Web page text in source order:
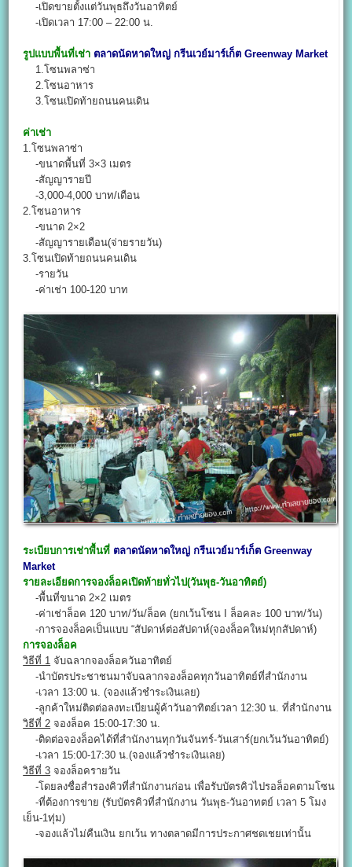
-เปิดขายตั้งแต่วันพุธถึงวันอาทิตย์
-เปิดเวลา 17:00 – 22:00 น.
รูปแบบพื้นที่เช่า ตลาดนัดหาดใหญ่ กรีนเวย์มาร์เก็ต Greenway Market
1.โซนพลาซ่า
2.โซนอาหาร
3.โซนเปิดท้ายถนนคนเดิน
ค่าเช่า
1.โซนพลาซ่า
-ขนาดพื้นที่ 3×3 เมตร
-สัญญารายปี
-3,000-4,000 บาท/เดือน
2.โซนอาหาร
-ขนาด 2×2
-สัญญารายเดือน(จ่ายรายวัน)
3.โซนเปิดท้ายถนนคนเดิน
-รายวัน
-ค่าเช่า 100-120 บาท
ระเบียบการเช่าพื้นที่ ตลาดนัดหาดใหญ่ กรีนเวย์มาร์เก็ต Greenway
Market
รายละเอียดการจองล็อคเปิดท้ายทั่วไป(วันพุธ-วันอาทิตย์)
-พื้นที่ขนาด 2×2 เมตร
-ค่าเช่าล็อค 120 บาท/วัน/ล็อค (ยกเว้นโซน I ล็อคละ 100 บาท/วัน)
-การจองล็อคเป็นแบบ “สัปดาห์ต่อสัปดาห์(จองล็อคใหม่ทุกสัปดาห์)
การจองล็อค
วิธีที่ 1 จับฉลากจองล็อควันอาทิตย์
-นำบัตรประชาชนมาจับฉลากจองล็อคทุกวันอาทิตย์ที่สำนักงาน
-เวลา 13:00 น. (จองแล้วชำระเงินเลย)
-ลูกค้าใหม่ติดต่อลงทะเบียนผู้ค้าวันอาทิตย์เวลา 12:30 น. ที่สำนักงาน
วิธีที่ 2 จองล็อค 15:00-17:30 น.
-ติดต่อจองล็อคได้ที่สำนักงานทุกวันจันทร์-วันเสาร์(ยกเว้นวันอาทิตย์)
-เวลา 15:00-17:30 น.(จองแล้วชำระเงินเลย)
วิธีที่ 3 จองล็อครายวัน
-โดยลงชื่อสำรองคิวที่สำนักงานก่อน เพื่อรับบัตรคิวไปรอล็อคตามโซน
-ที่ต้องการขาย (รับบัตรคิวที่สำนักงาน วันพุธ-วันอาทตย์ เวลา 5 โมง
เย็น-1ทุ่ม)
-จองแล้วไม่คืนเงิน ยกเว้น ทางตลาดมีการประกาศชดเชยเท่านั้น